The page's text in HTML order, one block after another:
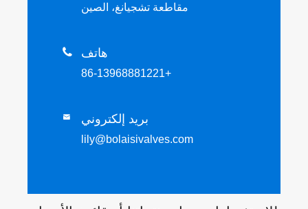
مقاطعة تشجيانغ، الصين
 هاتف
+86-13968881221
 بريد إلكتروني
lily@bolaisivalves.com